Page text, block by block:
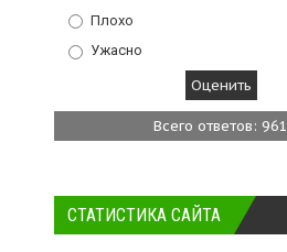
Плохо
Ужасно
Всего ответов: 961
СТАТИСТИКА САЙТА